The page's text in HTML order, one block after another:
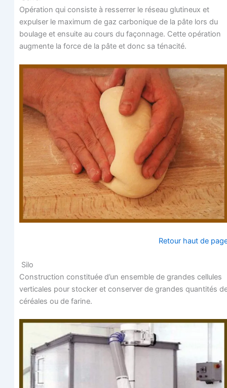
Opé­ra­tion qui consiste à res­ser­rer le réseau glu­ti­neux et
expul­ser le maxi­mum de gaz car­bo­nique de la pâte lors du
bou­lage et ensuite au cours du façon­nage. Cette opé­ra­tion
aug­mente la force de la pâte et donc sa ténacité.
Retour haut de
Silo
Construc­tion consti­tuée d’un ensemble de grandes cel­lules
ver­ti­cales pour sto­cker et conser­ver de grandes quan­ti­tés
céréales ou de farine.